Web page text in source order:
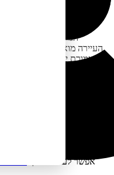
הגרנד קניון, אזור
העיירה מואב (שמורת ארצ'ס
(אפשר לעצור בדרך